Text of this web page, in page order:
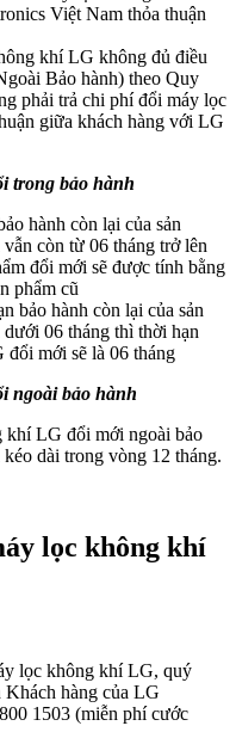
Việt Nam thỏa thuận
khí LG không đủ điều
Bảo hành) theo Quy
phải trả chi phí đổi máy lọc
giữa khách hàng với LG
trong bảo hành
hành còn lại của sản
còn từ 06 tháng trở lên
đổi mới sẽ được tính bằng
phẩm cũ
bảo hành còn lại của sản
06 tháng thì thời hạn
mới sẽ là 06 tháng
ngoài bảo hành
khí LG đổi mới ngoài bảo
dài trong vòng 12 tháng.
lọc không khí
lọc không khí LG, quý
hàng của LG
1503 (miễn phí cước